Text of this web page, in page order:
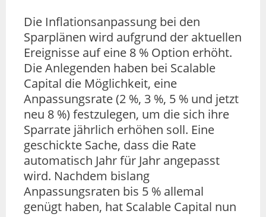
Die Inflationsanpassung bei den
Sparplänen wird aufgrund der aktuellen
Ereignisse auf eine 8 % Option erhöht.
Die Anlegenden haben bei Scalable
Capital die Möglichkeit, eine
Anpassungsrate (2 %, 3 %, 5 % und jetzt
neu 8 %) festzulegen, um die sich ihre
Sparrate jährlich erhöhen soll. Eine
geschickte Sache, dass die Rate
automatisch Jahr für Jahr angepasst
wird. Nachdem bislang
Anpassungsraten bis 5 % allemal
genügt haben, hat Scalable Capital nun